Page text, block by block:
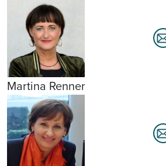
Martina Renner